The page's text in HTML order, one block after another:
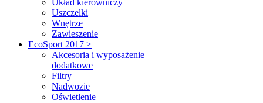
Układ kierowniczy
Uszczelki
Wnętrze
Zawieszenie
EcoSport 2017 >
Akcesoria i wyposażenie
dodatkowe
Filtry
Nadwozie
Oświetlenie